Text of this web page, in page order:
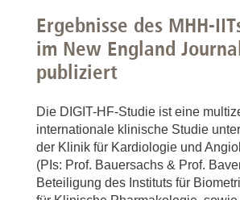
Ergebnisse des MHH-
im New England
publiziert
Die DIGIT-HF-Studie ist eine
internationale klinische Studie
der Klinik für Kardiologie und
(PIs: Prof. Bauersachs & Prof.
Beteiligung des Instituts für